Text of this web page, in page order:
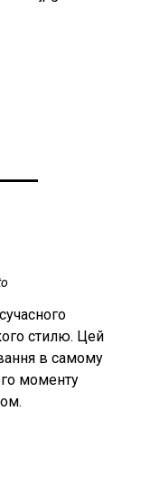
стилю. Цей
в самому
моменту